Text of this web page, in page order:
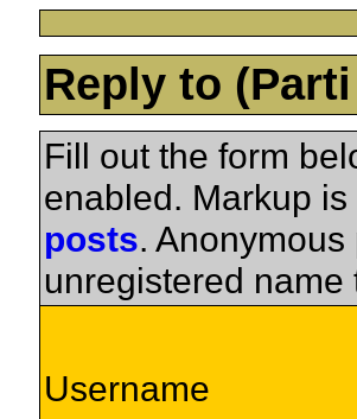
Reply to
Fill out the form
enabled. Markup
posts.
unregistered name
Username